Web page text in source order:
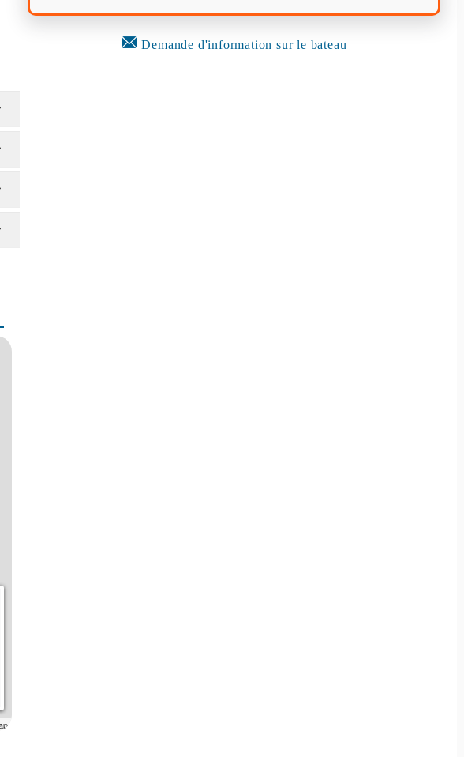
Demande d'information sur le bateau